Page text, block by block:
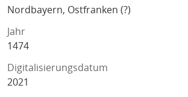
Nordbayern, Ostfranken (?)
Jahr
1474
Digitalisierungsdatum
2021